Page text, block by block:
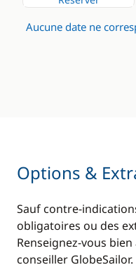
Aucune date ne
Options &
Sauf contre-
obligatoires ou des
Renseignez-vous
conseiller GlobeSailor.